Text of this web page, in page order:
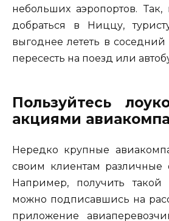
небольших аэропортов.
добраться в Ниццу,
выгоднее лететь в
пересесть на поезд или
Пользуйтесь
акциями
Нередко крупные
своим клиентам
Например, получить
можно подписавшись на
приложение